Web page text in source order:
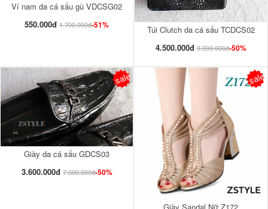
Ví nam da cá sấu gù VDCSG02
550.000đ 1.700.000đ-51%
Túi Clutch da cá sấu TCDCS02
4.500.000đ 9.000.000đ-50%
Giày da cá sấu GDCS03
3.600.000đ 7.000.000đ-50%
sale sale